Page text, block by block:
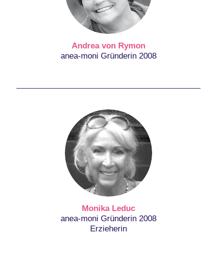
Andrea von Rymon
anea-moni Gründerin 2008
Monika Leduc
anea-moni Gründerin 2008
Erzieherin